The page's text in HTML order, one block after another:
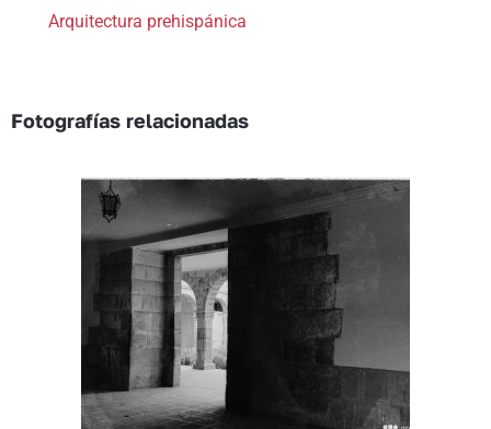
Arquitectura prehispánica
Fotografías relacionadas